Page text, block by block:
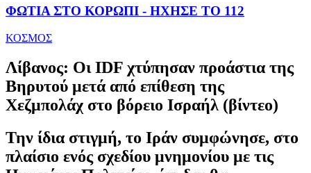
ΦΩΤΙΑ ΣΤΟ ΚΟΡΩΠΙ - ΗΧΗΣΕ ΤΟ 112
ΚΟΣΜΟΣ
Λίβανος: Οι IDF χτύπησαν προάστια της
Βηρυτού μετά από επίθεση της
Χεζμπολάχ στο βόρειο Ισραήλ (βίντεο)
Την ίδια στιγμή, το Ιράν συμφώνησε, στο
πλαίσιο ενός σχεδίου μνημονίου με τις